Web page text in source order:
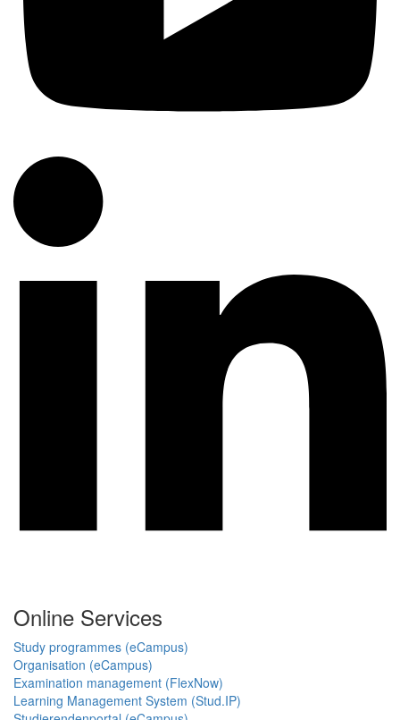
Online Services
Study programmes (eCampus)
Organisation (eCampus)
Examination management (FlexNow)
Learning Management System (Stud.IP)